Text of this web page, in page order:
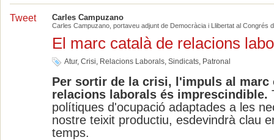
Tweet Carles Campuzano
Carles Campuzano, portaveu adjunt de Democràcia i Llibertat al Congrés
El marc català de relacions
Atur, Crisi, Relacions Laborals, Sindicats, Patronal
Per sortir de la crisi, l'impuls al marc
relacions laborals és imprescindible.
polítiques d'ocupació adaptades a les
nostre teixit productiu, esdevindrà clau
temps.